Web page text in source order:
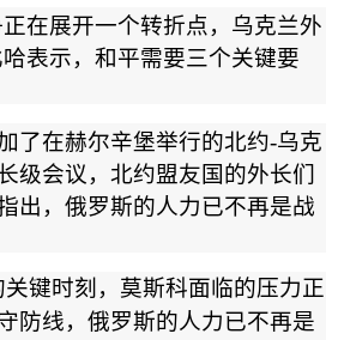
在展开一个转折点，乌克兰外
表示，和平需要三个关键要
了在赫尔辛堡举行的北约-乌克
级会议，北约盟友国的外长们
出，俄罗斯的人力已不再是战
键时刻，莫斯科面临的压力正
防线，俄罗斯的人力已不再是